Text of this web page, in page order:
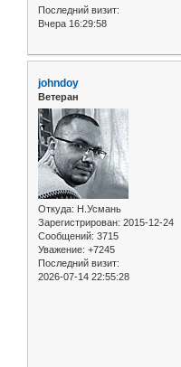
Последний визит:
Вчера 16:29:58
johndoy
Ветеран
Откуда: Н.Усмань
Зарегистрирован: 2015-12-24
Сообщений: 3715
Уважение: +7245
Последний визит:
2026-07-14 22:55:28